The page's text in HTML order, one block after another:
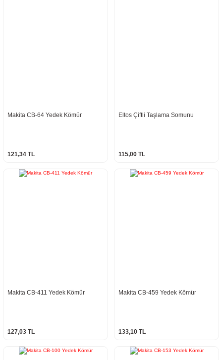
Makita CB-64 Yedek Kömür
121,34 TL
Eltos Çiftli Taşlama Somunu
115,00 TL
Makita CB-411 Yedek Kömür
127,03 TL
Makita CB-459 Yedek Kömür
133,10 TL